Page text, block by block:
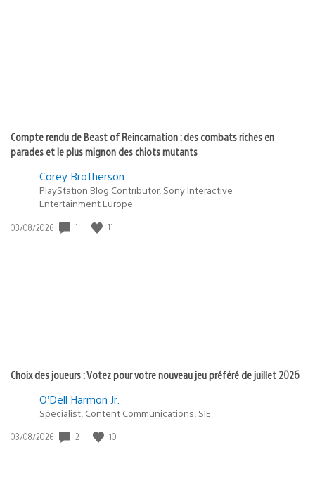
Compte rendu de Beast of Reincarnation : des combats riches en
parades et le plus mignon des chiots mutants
Corey Brotherson
PlayStation Blog Contributor, Sony Interactive
Entertainment Europe
Date
03/08/2026 1 11
Choix des joueurs : Votez pour votre nouveau jeu préféré de juillet 2026
O’Dell Harmon Jr.
Specialist, Content Communications, SIE
Date
03/08/2026 2 10